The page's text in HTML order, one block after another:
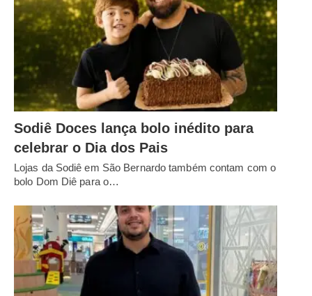
Sodiê Doces lança bolo inédito para
celebrar o Dia dos Pais
Lojas da Sodiê em São Bernardo também contam com o
bolo Dom Diê para o…